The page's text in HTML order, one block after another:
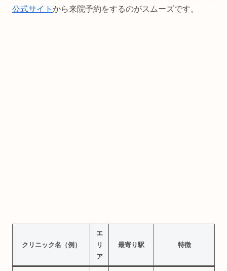
公式サイト から来院予約をするのがスムーズです。
クリニック名（例）
エ
リ
ア
最寄り駅 特徴